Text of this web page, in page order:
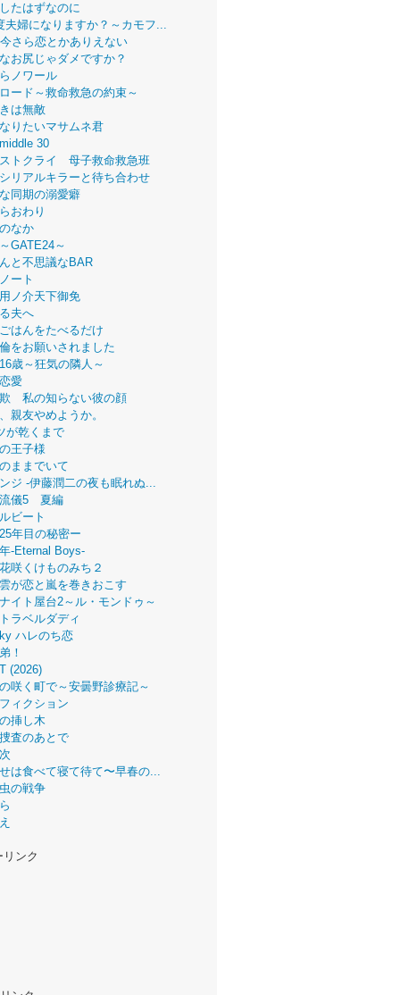
たはずなのに
夫婦になりますか？～カモフ...
さら恋とかありえない
お尻じゃダメですか？
ノワール
ード～救命救急の約束～
は無敵
りたいマサムネ君
30
トクライ 母子救命救急班
リアルキラーと待ち合わせ
同期の溺愛癖
おわり
なか
GATE24～
と不思議なBAR
ート
ノ介天下御免
夫へ
はんをたべるだけ
をお願いされました
歳～狂気の隣人～
愛
私の知らない彼の顔
親友やめようか。
が乾くまで
王子様
ままでいて
ジ -伊藤潤二の夜も眠れぬ...
儀5 夏編
ビート
年目の秘密ー
-Eternal Boys-
咲くけものみち２
が恋と嵐を巻きおこす
イト屋台2～ル・モンドゥ～
ラベルダディ
ハレのち恋
！
(2026)
咲く町で～安曇野診療記～
ィクション
挿し木
査のあとで
は食べて寝て待て〜早春の...
の戦争
ンク